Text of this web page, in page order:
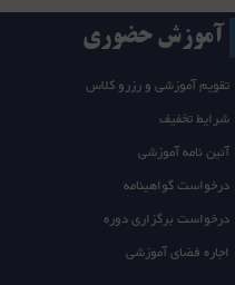
آموزش حضوری
تقویم آموزشی و رزرو کلاس
شرایط تخفیف
آئین نامه آموزشی
درخواست گواهینامه
درخواست برگزاری دوره
اجاره فضای آموزشی